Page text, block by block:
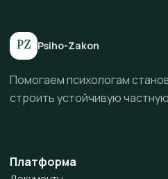
PZ Psiho-Zakon
Помогаем психологам
строить устойчивую
Платформа